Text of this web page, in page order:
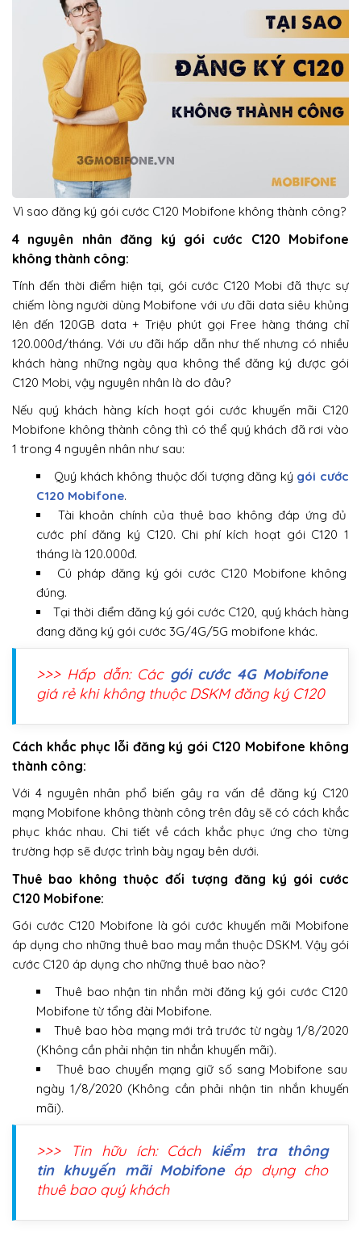
Vì sao đăng ký gói cước C120 Mobifone không thành công?
4 nguyên nhân đăng ký gói cước C120 Mobifone
không thành công:
Tính đến thời điểm hiện tại, gói cước C120 Mobi đã thực sự
chiếm lòng người dùng Mobifone với ưu đãi data siêu khủng
lên đến 120GB data + Triệu phút gọi Free hàng tháng chỉ
120.000đ/tháng. Với ưu đãi hấp dẫn như thế nhưng có nhiều
khách hàng những ngày qua không thể đăng ký được gói
C120 Mobi, vậy nguyên nhân là do đâu?
Nếu quý khách hàng kích hoạt gói cước khuyến mãi C120
Mobifone không thành công thì có thể quý khách đã rơi vào
1 trong 4 nguyên nhân như sau:
Quý khách không thuộc đối tượng đăng ký gói cước
C120 Mobifone.
Tài khoản chính của thuê bao không đáp ứng đủ
cước phí đăng ký C120. Chi phí kích hoạt gói C120 1
tháng là 120.000đ.
Cú pháp đăng ký gói cước C120 Mobifone không
đúng.
Tại thời điểm đăng ký gói cước C120, quý khách hàng
đang đăng ký gói cước 3G/4G/5G mobifone khác.
>>> Hấp dẫn: Cácgói cước 4G Mobifone
giá rẻ khi không thuộc DSKM đăng ký C120
Cách khắc phục lỗi đăng ký gói C120 Mobifone không
thành công:
Với 4 nguyên nhân phổ biến gây ra vấn đề đăng ký C120
mạng Mobifone không thành công trên đây sẽ có cách khắc
phục khác nhau. Chi tiết về cách khắc phục ứng cho từng
trường hợp sẽ được trình bày ngay bên dưới.
Thuê bao không thuộc đối tượng đăng ký gói cước
C120 Mobifone:
Gói cước C120 Mobifone là gói cước khuyến mãi Mobifone
áp dụng cho những thuê bao may mắn thuộc DSKM. Vậy gói
cước C120 áp dụng cho những thuê bao nào?
Thuê bao nhận tin nhắn mời đăng ký gói cước C120
Mobifone từ tổng đài Mobifone.
Thuê bao hòa mạng mới trả trước từ ngày 1/8/2020
(Không cần phải nhận tin nhắn khuyến mãi).
Thuê bao chuyển mạng giữ số sang Mobifone sau
ngày 1/8/2020 (Không cần phải nhận tin nhắn khuyến
mãi).
>>> Tin hữu ích: Cách kiểm tra thông
tin khuyến mãi Mobifone áp dụng cho
thuê bao quý khách